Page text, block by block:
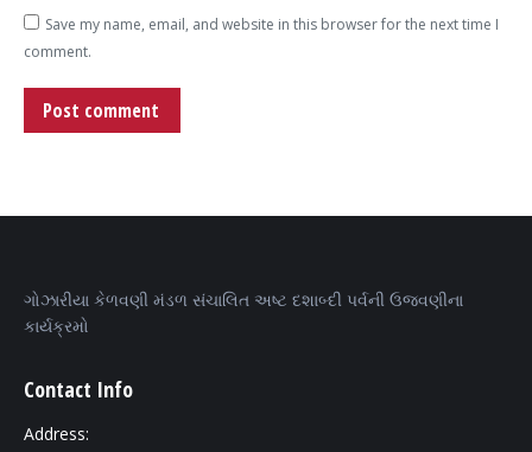
Save my name, email, and website in this browser for the next time I
comment.
Post comment
ગોઝારીયા કેળવણી મંડળ સંચાલિત અષ્ટ દશાબ્દી પર્વની ઉજવણીના
કાર્યક્રમો
Contact Info
Address: